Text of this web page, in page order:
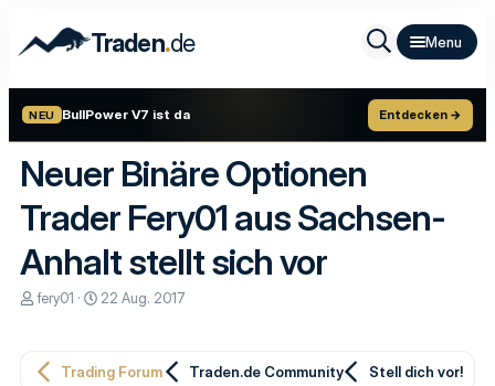
Traden.de
NEU BullPower V7 ist da Entdecken →
Neuer Binäre Optionen
Trader Fery01 aus Sachsen-
Anhalt stellt sich vor
E
e
fery01
E
e
22 Aug. 2017
Trading Forum Traden.de Community Stell dich vor!